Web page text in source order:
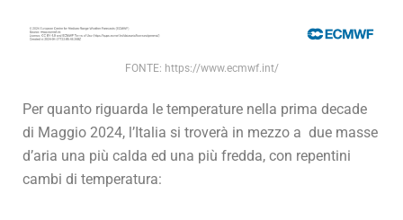
FONTE: https://www.ecmwf.int/
Per quanto riguarda le temperature nella prima decade
di Maggio 2024, l’Italia si troverà in mezzo a due masse
d’aria una più calda ed una più fredda, con repentini
cambi di temperatura: